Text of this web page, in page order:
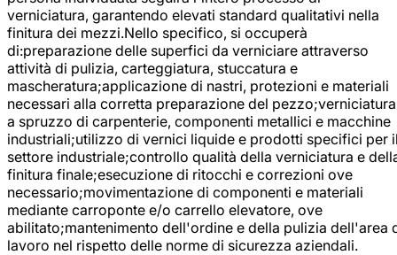
verniciatura, garantendo elevati standard qualitativi nella
finitura dei mezzi.Nello specifico, si occuperà
di:preparazione delle superfici da verniciare attraverso
attività di pulizia, carteggiatura, stuccatura e
mascheratura;applicazione di nastri, protezioni e materiali
necessari alla corretta preparazione del pezzo;verniciatura
a spruzzo di carpenterie, componenti metallici e macchine
industriali;utilizzo di vernici liquide e prodotti specifici per
settore industriale;controllo qualità della verniciatura e
finitura finale;esecuzione di ritocchi e correzioni ove
necessario;movimentazione di componenti e materiali
mediante carroponte e/o carrello elevatore, ove
abilitato;mantenimento dell'ordine e della pulizia dell'area
lavoro nel rispetto delle norme di sicurezza aziendali.